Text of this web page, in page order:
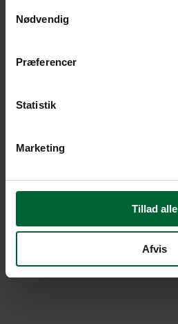
Nødvendig
Præferencer
Statistik
Marketing
Tillad alle
Afvis